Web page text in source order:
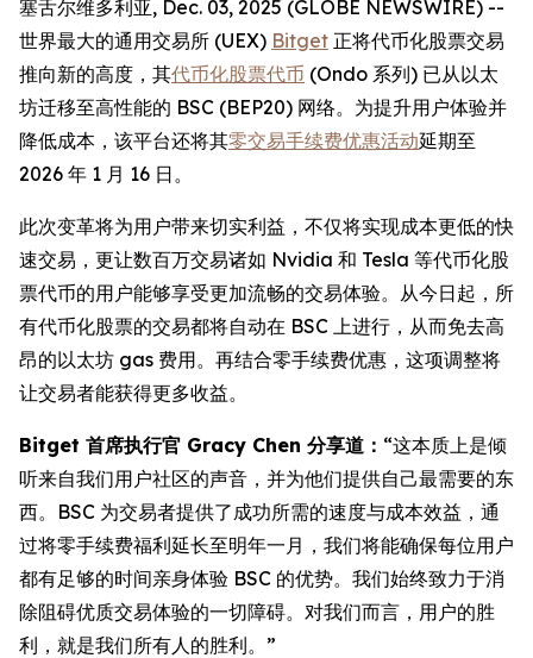
塞舌尔维多利亚, Dec. 03, 2025 (GLOBE NEWSWIRE) --
世界最大的通用交易所 (UEX) Bitget 正将代币化股票交易
推向新的高度，其代币化股票代币 (Ondo 系列) 已从以太
坊迁移至高性能的 BSC (BEP20) 网络。为提升用户体验并
降低成本，该平台还将其零交易手续费优惠活动延期至
2026 年 1 月 16 日。
此次变革将为用户带来切实利益，不仅将实现成本更低的快
速交易，更让数百万交易诸如 Nvidia 和 Tesla 等代币化股
票代币的用户能够享受更加流畅的交易体验。从今日起，所
有代币化股票的交易都将自动在 BSC 上进行，从而免去高
昂的以太坊 gas 费用。再结合零手续费优惠，这项调整将
让交易者能获得更多收益。
Bitget 首席执行官 Gracy Chen 分享道： “这本质上是倾
听来自我们用户社区的声音，并为他们提供自己最需要的东
西。BSC 为交易者提供了成功所需的速度与成本效益，通
过将零手续费福利延长至明年一月，我们将能确保每位用户
都有足够的时间亲身体验 BSC 的优势。我们始终致力于消
除阻碍优质交易体验的一切障碍。对我们而言，用户的胜
利，就是我们所有人的胜利。”